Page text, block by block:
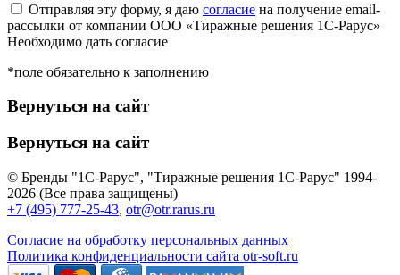
Отправляя эту форму, я даю согласие на получение email-
рассылки от компании ООО «Тиражные решения 1С-Рарус»
Необходимо дать согласие
*поле обязательно к заполнению
Вернуться на сайт
Вернуться на сайт
© Бренды "1С-Рарус", "Тиражные решения 1С-Рарус" 1994-
2026 (Все права защищены)
+7 (495) 777-25-43, otr@otr.rarus.ru
Согласие на обработку персональных данных
Политика конфиденциальности сайта otr-soft.ru